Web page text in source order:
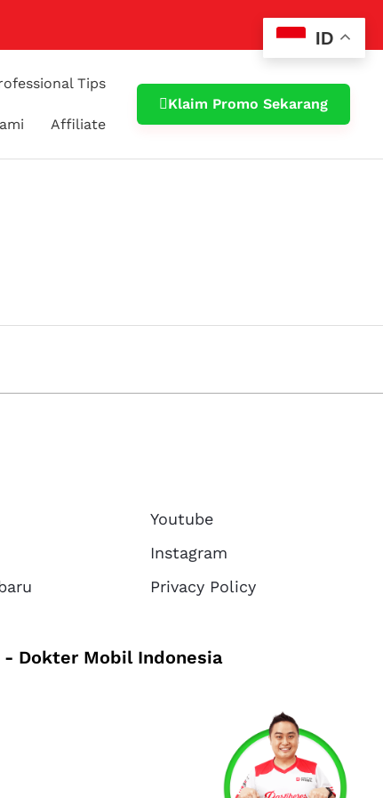
Tips
Affiliate
Klaim Promo Sekarang
Youtube
Instagram
Privacy Policy
Dokter Mobil Indonesia
ID